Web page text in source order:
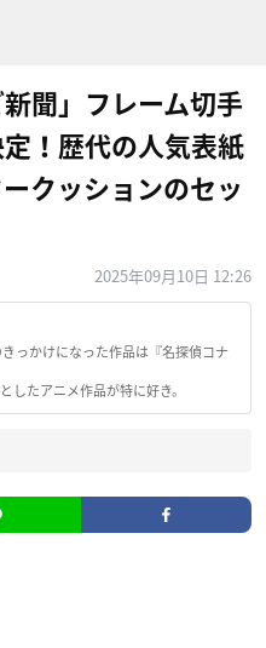
聞」フレーム切手
！歴代の人気表紙
クッションのセッ
2025年09月10日 12:26
っかけになった作品は『名探偵コナ
したアニメ作品が特に好き。